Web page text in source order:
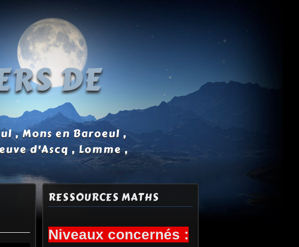
DE
, Mons en Baroeul ,
d'Ascq , Lomme ,
RESSOURCES MATHS
Niveaux concernés :